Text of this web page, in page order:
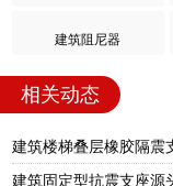
建筑阻尼器
相关动态